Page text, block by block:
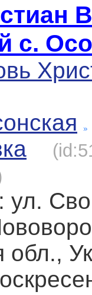
с.
: ул.
обл.,